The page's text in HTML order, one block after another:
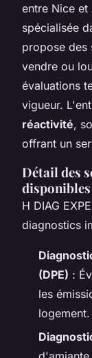
entre Nice et
spécialisée
propose des
vendre ou
évaluations
vigueur.
réactivité,
offrant un
Détail des
disponibles
H DIAG
diagnostics
(DPE) :
les
logement.